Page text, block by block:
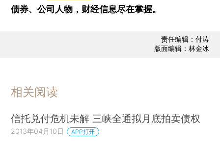
债券、公司人物，财经信息尽在掌握。
责任编辑：付涛
版面编辑：林金冰
相关阅读
信托兑付危机未解 三峡全通拟月底拍卖债权
2013年04月10日 APP打开